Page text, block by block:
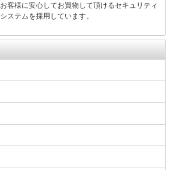
お客様に安心してお買物して頂けるセキュリティ
システムを採用しています。